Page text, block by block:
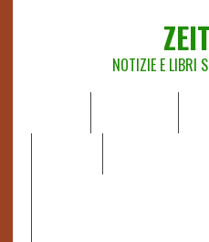
NOTIZIE E LIBRI